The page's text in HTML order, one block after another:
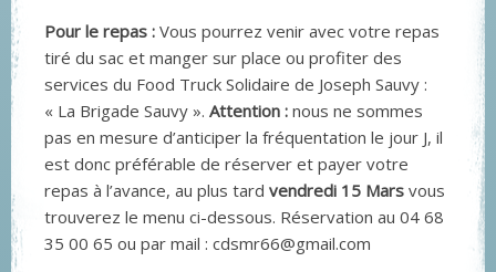
Pour le repas : Vous pourrez venir avec votre repas
tiré du sac et manger sur place ou profiter des
services du Food Truck Solidaire de Joseph Sauvy :
« La Brigade Sauvy ». Attention : nous ne sommes
pas en mesure d’anticiper la fréquentation le jour J, il
est donc préférable de réserver et payer votre
repas à l’avance, au plus tard vendredi 15 Mars vous
trouverez le menu ci-dessous. Réservation au 04 68
35 00 65 ou par mail : cdsmr66@gmail.com